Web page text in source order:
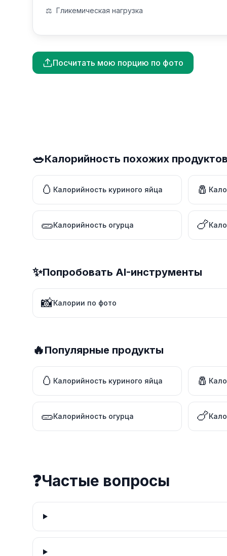
⚖️ Гликемическая нагрузка
Посчитать мою порцию по фото
🥗Калорийность похожих
🥚 Калорийность куриного яйца 🧂
🥒Калорийность огурца 🍗
✨Попробовать AI-инструменты
📸Калории по фото
🔥Популярные продукты
🥚 Калорийность куриного яйца 🧂
🥒Калорийность огурца 🍗
❓Частые вопросы